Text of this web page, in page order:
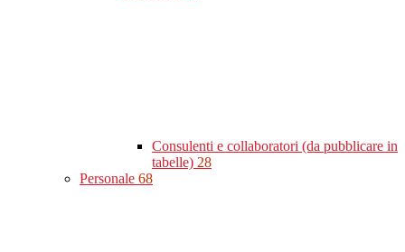
Consulenti e collaboratori (da pubblicare in
tabelle) 28
Personale 68